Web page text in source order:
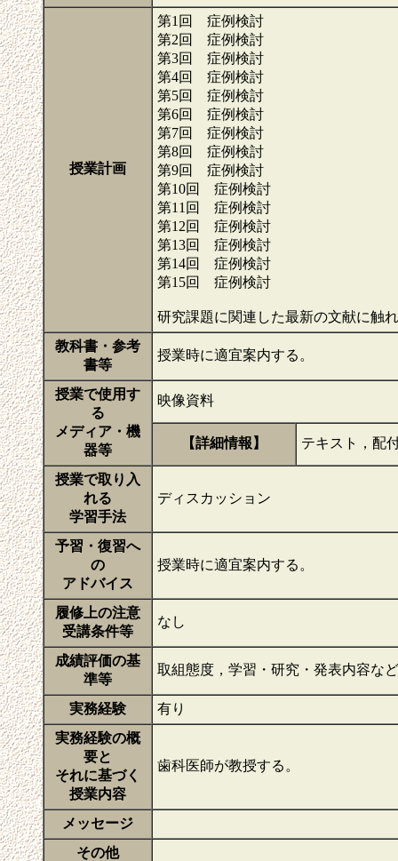
授業計画
第1回 症例検討
第2回 症例検討
第3回 症例検討
第4回 症例検討
第5回 症例検討
第6回 症例検討
第7回 症例検討
第8回 症例検討
第9回 症例検討
第10回 症例検討
第11回 症例検討
第12回 症例検討
第13回 症例検討
第14回 症例検討
第15回 症例検討
研究課題に関連した最新の文献に触
教科書・参考
書等
授業時に適宜案内する。
授業で使用す
る
メディア・機
器等
映像資料
【詳細情報】 テキスト，配
授業で取り入
れる
学習手法
ディスカッション
予習・復習へ
の
アドバイス
授業時に適宜案内する。
履修上の注意
受講条件等
なし
成績評価の基
準等
取組態度，学習・研究・発表内容な
実務経験
有り
実務経験の概
要と
それに基づく
授業内容
歯科医師が教授する。
メッセージ
その他